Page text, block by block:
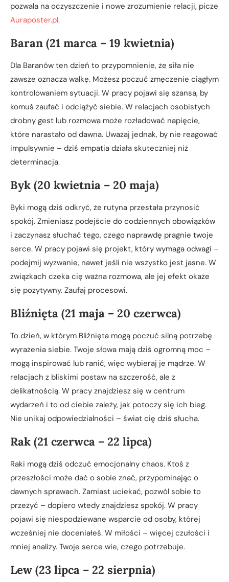
pozwala na oczyszczenie i nowe zrozumienie relacji, picze
Auraposter.pl.
Baran (21 marca – 19 kwietnia)
Dla Baranów ten dzień to przypomnienie, że siła nie
zawsze oznacza walkę. Możesz poczuć zmęczenie ciągłym
kontrolowaniem sytuacji. W pracy pojawi się szansa, by
komuś zaufać i odciążyć siebie. W relacjach osobistych
drobny gest lub rozmowa może rozładować napięcie,
które narastało od dawna. Uważaj jednak, by nie reagować
impulsywnie – dziś empatia działa skuteczniej niż
determinacja.
Byk (20 kwietnia – 20 maja)
Byki mogą dziś odkryć, że rutyna przestała przynosić
spokój. Zmieniasz podejście do codziennych obowiązków
i zaczynasz słuchać tego, czego naprawdę pragnie twoje
serce. W pracy pojawi się projekt, który wymaga odwagi –
podejmij wyzwanie, nawet jeśli nie wszystko jest jasne. W
związkach czeka cię ważna rozmowa, ale jej efekt okaże
się pozytywny. Zaufaj procesowi.
Bliźnięta (21 maja – 20 czerwca)
To dzień, w którym Bliźnięta mogą poczuć silną potrzebę
wyrażenia siebie. Twoje słowa mają dziś ogromną moc –
mogą inspirować lub ranić, więc wybieraj je mądrze. W
relacjach z bliskimi postaw na szczerość, ale z
delikatnością. W pracy znajdziesz się w centrum
wydarzeń i to od ciebie zależy, jak potoczy się ich bieg.
Nie unikaj odpowiedzialności – świat cię dziś słucha.
Rak (21 czerwca – 22 lipca)
Raki mogą dziś odczuć emocjonalny chaos. Ktoś z
przeszłości może dać o sobie znać, przypominając o
dawnych sprawach. Zamiast uciekać, pozwól sobie to
przeżyć – dopiero wtedy znajdziesz spokój. W pracy
pojawi się niespodziewane wsparcie od osoby, której
wcześniej nie doceniałeś. W miłości – więcej czułości i
mniej analizy. Twoje serce wie, czego potrzebuje.
Lew (23 lipca – 22 sierpnia)